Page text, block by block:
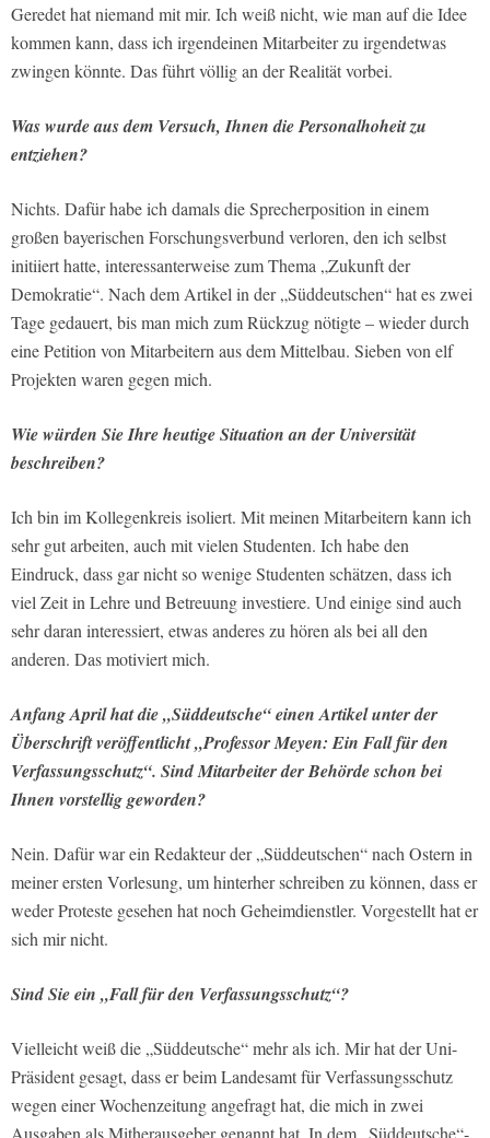
Geredet hat niemand mit mir. Ich weiß nicht, wie man auf die Idee
kommen kann, dass ich irgendeinen Mitarbeiter zu irgendetwas
zwingen könnte. Das führt völlig an der Realität vorbei.
Was wurde aus dem Versuch, Ihnen die Personalhoheit zu
entziehen?
Nichts. Dafür habe ich damals die Sprecherposition in einem
großen bayerischen Forschungsverbund verloren, den ich selbst
initiiert hatte, interessanterweise zum Thema „Zukunft der
Demokratie“. Nach dem Artikel in der „Süddeutschen“ hat es zwei
Tage gedauert, bis man mich zum Rückzug nötigte – wieder durch
eine Petition von Mitarbeitern aus dem Mittelbau. Sieben von elf
Projekten waren gegen mich.
Wie würden Sie Ihre heutige Situation an der Universität
beschreiben?
Ich bin im Kollegenkreis isoliert. Mit meinen Mitarbeitern kann ich
sehr gut arbeiten, auch mit vielen Studenten. Ich habe den
Eindruck, dass gar nicht so wenige Studenten schätzen, dass ich
viel Zeit in Lehre und Betreuung investiere. Und einige sind auch
sehr daran interessiert, etwas anderes zu hören als bei all den
anderen. Das motiviert mich.
Anfang April hat die „Süddeutsche“ einen Artikel unter der
Überschrift veröffentlicht „Professor Meyen: Ein Fall für den
Verfassungsschutz“. Sind Mitarbeiter der Behörde schon bei
Ihnen vorstellig geworden?
Nein. Dafür war ein Redakteur der „Süddeutschen“ nach Ostern in
meiner ersten Vorlesung, um hinterher schreiben zu können, dass er
weder Proteste gesehen hat noch Geheimdienstler. Vorgestellt hat er
sich mir nicht.
Sind Sie ein „Fall für den Verfassungsschutz“?
Vielleicht weiß die „Süddeutsche“ mehr als ich. Mir hat der Uni-
Präsident gesagt, dass er beim Landesamt für Verfassungsschutz
wegen einer Wochenzeitung angefragt hat, die mich in zwei
Ausgaben als Mitherausgeber genannt hat. In dem „Süddeutsche“-